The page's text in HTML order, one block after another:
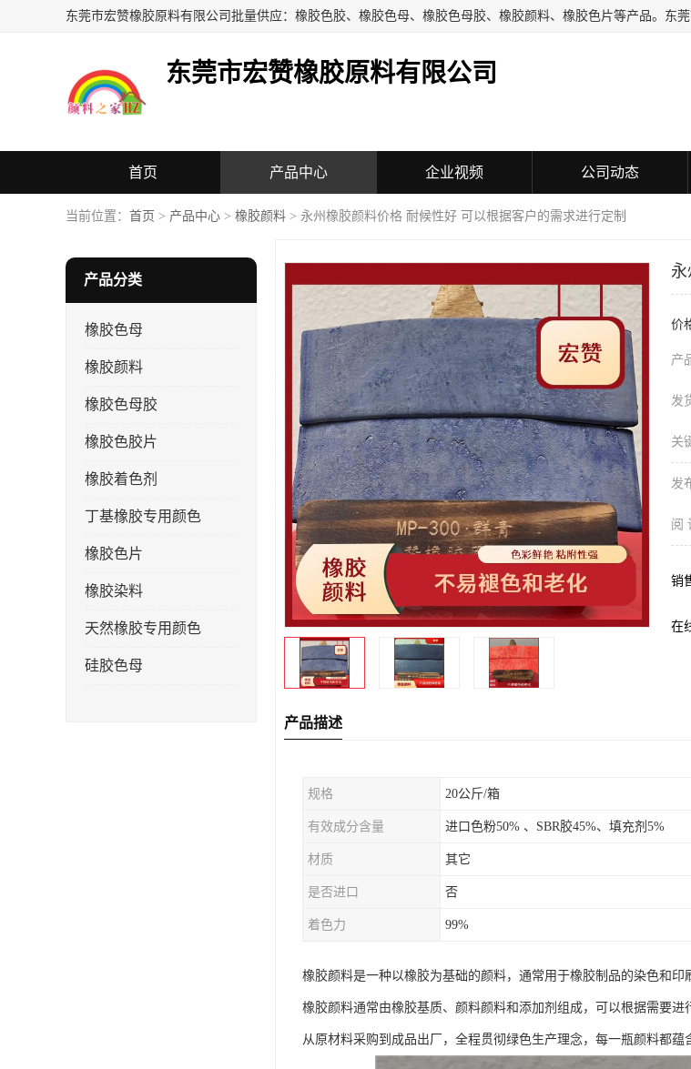
东莞市宏赞橡胶原料有限公司
首页 产品中心 企业视频 公司动态
当前位置： 首页 > 产品中心 > 橡胶颜料 > 永州橡胶颜料价格 耐候性好 可以根据客户的需求进行定制
产品分类
橡胶色母
橡胶颜料
橡胶色母胶
橡胶色胶片
橡胶着色剂
丁基橡胶专用颜色
橡胶色片
橡胶染料
天然橡胶专用颜色
硅胶色母
永
价
产
发
关
发
阅
销
在
产品描述
规格 20公斤/箱
有效成分含量 进口色粉50% 、SBR胶45%、填充剂5%
材质 其它
是否进口 否
着色力 99%
橡胶颜料是一种以橡胶为基础的颜料，通常用于橡胶制品的染色和
橡胶颜料通常由橡胶基质、颜料颜料和添加剂组成，可以根据需要
从原材料采购到成品出厂，全程贯彻绿色生产理念，每一瓶颜料都蕴